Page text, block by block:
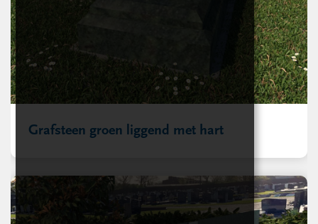
Grafsteen groen liggend met hart